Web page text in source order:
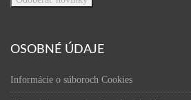
OSOBNÉ ÚDAJE
Informácie o súboroch Cookies